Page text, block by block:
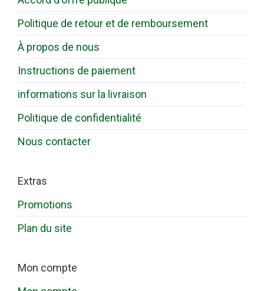
Politique de retour et de remboursement
À propos de nous
Instructions de paiement
informations sur la livraison
Politique de confidentialité
Nous contacter
Extras
Promotions
Plan du site
Mon compte